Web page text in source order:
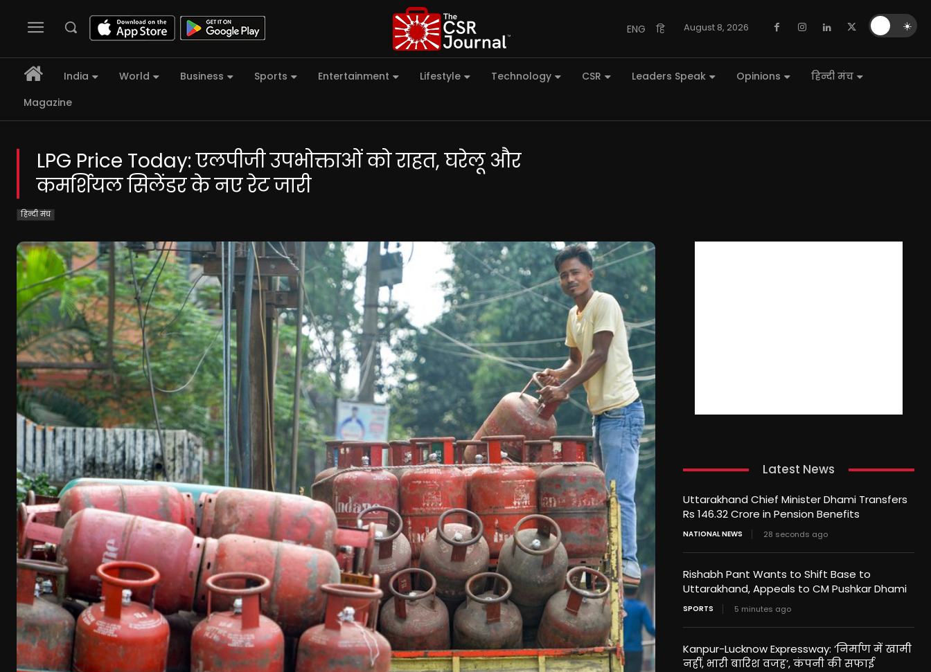
ENG हि August 8, 2026
India World Business Sports Entertainment Lifestyle Technology CSR Leaders Speak Opinions
हिन्दी मंच
Magazine
LPG Price Today: एलपीजी उपभोक्ताओं को राहत, घरेलू और
कमर्शियल सिलेंडर के नए रेट जारी
हिन्दी मंच
Latest News
Uttarakhand Chief Minister Dhami Transfers
Rs 146.32 Crore in Pension Benefits
NATIONAL NEWS 28 seconds ago
Rishabh Pant Wants to Shift Base to
Uttarakhand, Appeals to CM Pushkar Dhami
SPORTS 5 minutes ago
Kanpur-Lucknow Expressway: ‘निर्माण में खामी
नहीं, भारी बारिश वजह’, कंपनी की सफाई
☀️